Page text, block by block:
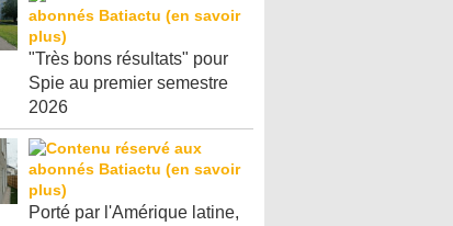
"Très bons résultats" pour
Spie au premier semestre
2026
Porté par l'Amérique latine,